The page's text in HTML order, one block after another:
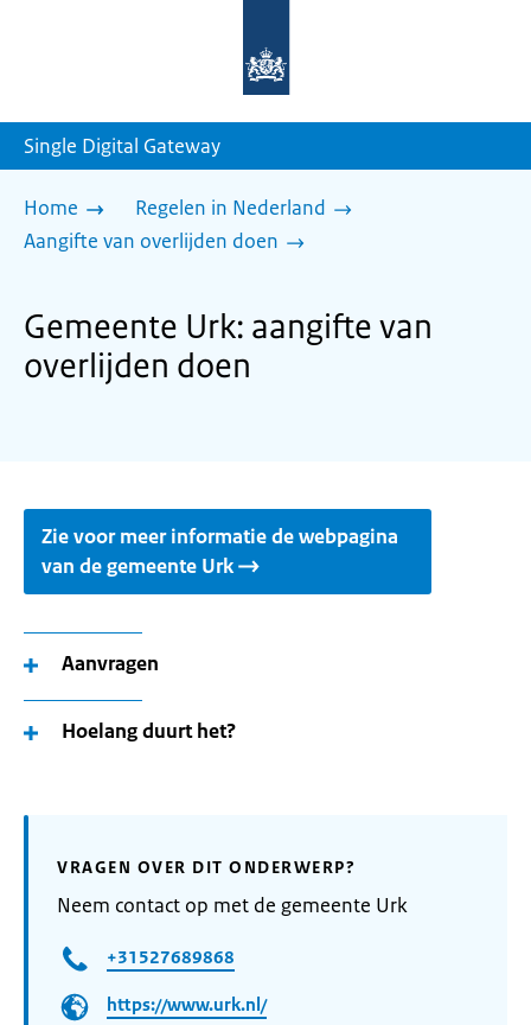
homepage
Single Digital Gateway
Home
Regelen in Nederland
Aangifte van overlijden doen
Gemeente Urk: aangifte van
overlijden doen
Zie voor meer informatie de webpagina
van de gemeente Urk
Aanvragen
Hoelang duurt het?
VRAGEN OVER DIT ONDERWERP?
Neem contact op met de gemeente Urk
+31527689868
https://www.urk.nl/